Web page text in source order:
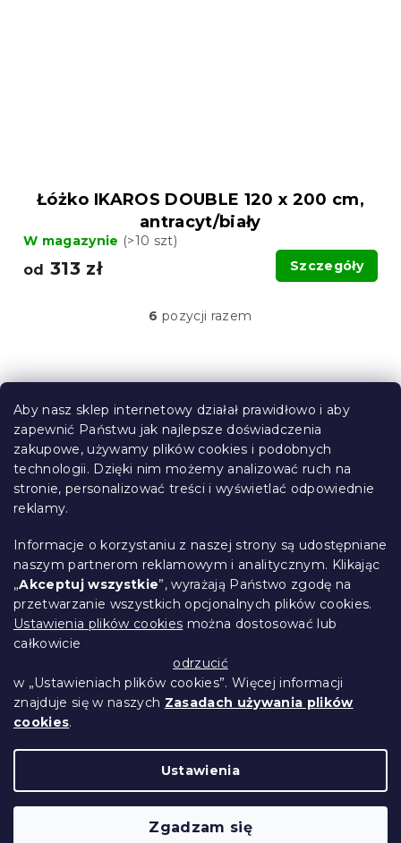
Aby nasz sklep internetowy działał prawidłowo i aby
zapewnić Państwu jak najlepsze doświadczenia
zakupowe, używamy plików cookies i podobnych
technologii. Dzięki nim możemy analizować ruch na
stronie, personalizować treści i wyświetlać odpowiednie
reklamy.
Informacje o korzystaniu z naszej strony są udostępniane
naszym partnerom reklamowym i analitycznym. Klikając
„Akceptuj wszystkie”, wyrażają Państwo zgodę na
przetwarzanie wszystkich opcjonalnych plików cookies.
Ustawienia plików cookies można dostosować lub
całkowicie
odrzucić
w „Ustawieniach plików cookies”. Więcej informacji
znajduje się w naszych Zasadach używania plików
cookies.
Ustawienia
Zgadzam się
Łóżko IKAROS DOUBLE 120 x 200 cm,
antracyt/biały
W magazynie (>10 szt)
od 313 zł Szczegóły
K
t
o
l
k
i
l
i
y
6 pozycji razem
S
Informacje dla Ciebie
Śledzenie zamówienia
Opcje dostawy
Metody płatności
Reklamacje i zwroty towarów
Kontakt
Regulamin
Ochrona danych osobowych
Kodeks etyczny
Dla partnerów
Copyright 2026Przytulne Mieszkanie.
Wszystkie prawa zastrzeżone.Edytuj ustawienia
plików cookie